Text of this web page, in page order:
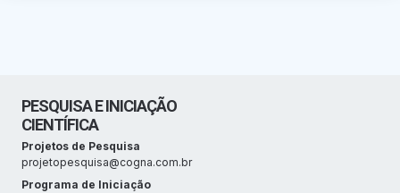
PESQUISA E INICIAÇÃO
CIENTÍFICA
Projetos de Pesquisa
projetopesquisa@cogna.com.br
Programa de Iniciação